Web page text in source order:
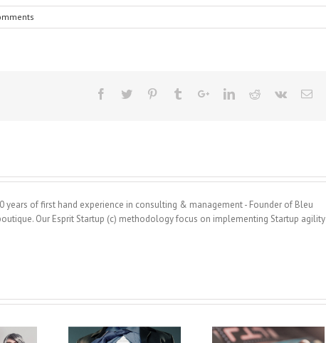
years of first hand experience in consulting & management - Founder of Bleu
Our Esprit Startup (c) methodology focus on implementing Startup agility